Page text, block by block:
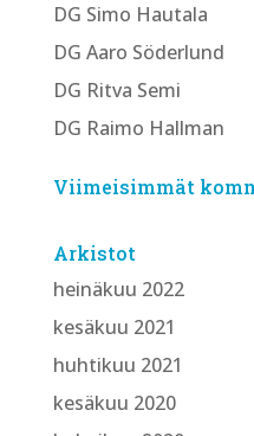
DG Simo Hautala
DG Aaro Söderlund
DG Ritva Semi
DG Raimo Hallman
Viimeisimmät
Arkistot
heinäkuu 2022
kesäkuu 2021
huhtikuu 2021
kesäkuu 2020